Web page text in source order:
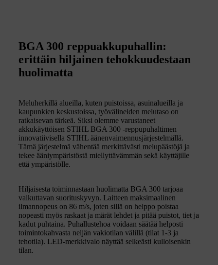
BGA 300 reppuakkupuhallin:
erittäin hiljainen tehokkuudestaan
huolimatta
Meluherkillä alueilla, kuten puistoissa, asuinalueilla ja
kaupunkien keskustoissa, työvälineiden melutaso on
ratkaisevan tärkeä. Siksi olemme varustaneet
akkukäyttöisen STIHL BGA 300 -reppupuhaltimen
innovatiivisella STIHL äänenvaimennusjärjestelmällä.
Tämä järjestelmä vähentää merkittävästi melupäästöjä ja
tekee ääniympäristöstä miellyttävämmän sekä käyttäjille
että ympäristölle.
Hiljaisesta toiminnastaan huolimatta BGA 300 tarjoaa
vaikuttavan suorituskyvyn. Laitteen maksimaalinen
ilmannopeus on 86 m/s, joten sillä on helppo poistaa
nopeasti myös raskaat ja märät lehdet ja pitää puistot, tiet ja
kadut puhtaina. Puhallustehoa voidaan säätää helposti
toimintokahvasta neljän vakiotilan välillä (tilat 1-3 ja
tehotila). LED-merkkivalo näyttää selkeästi kulloisenkin
tilan.